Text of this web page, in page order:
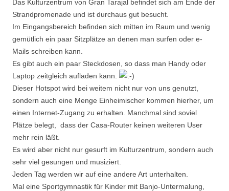
Das Kulturzentrum von Gran Tarajal befindet sich am Ende der
Strandpromenade und ist durchaus gut besucht.
Im Eingangsbereich befinden sich mitten im Raum und wenig
gemütlich ein paar Sitzplätze an denen man surfen oder e-
Mails schreiben kann.
Es gibt auch ein paar Steckdosen, so dass man Handy oder
Laptop zeitgleich aufladen kann.
Dieser Hotspot wird bei weitem nicht nur von uns genutzt,
sondern auch eine Menge Einheimischer kommen hierher, um
einen Internet-Zugang zu erhalten. Manchmal sind soviel
Plätze belegt, dass der Casa-Router keinen weiteren User
mehr rein läßt.
Es wird aber nicht nur gesurft im Kulturzentrum, sondern auch
sehr viel gesungen und musiziert.
Jeden Tag werden wir auf eine andere Art unterhalten.
Mal eine Sportgymnastik für Kinder mit Banjo-Untermalung,